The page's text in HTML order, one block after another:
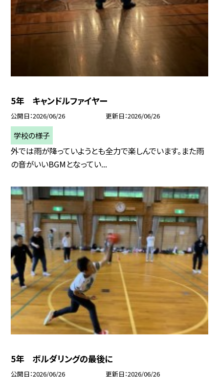
5年 キャンドルファイヤー
公開日 2026/06/26 更新日 2026/06/26
学校の様子
外では雨が降っていようとも全力で楽しんでいます。また雨
の音がいいBGMとなってい...
5年 ボルダリングの最後に
公開日 2026/06/26 更新日 2026/06/26